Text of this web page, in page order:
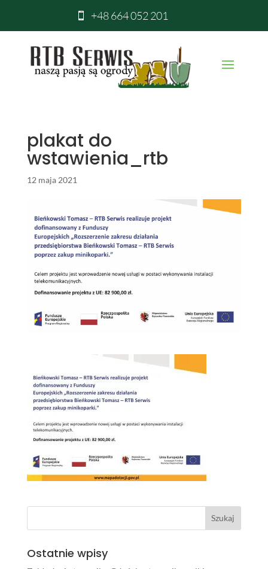
 +48 664 052 201
plakat do
wstawienia_rtb
12 maja 2021
Ostatnie wpisy